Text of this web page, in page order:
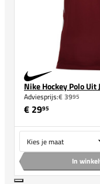
Nike Hockey Polo Uit
Adviesprijs:€ 3995
€ 2995
In